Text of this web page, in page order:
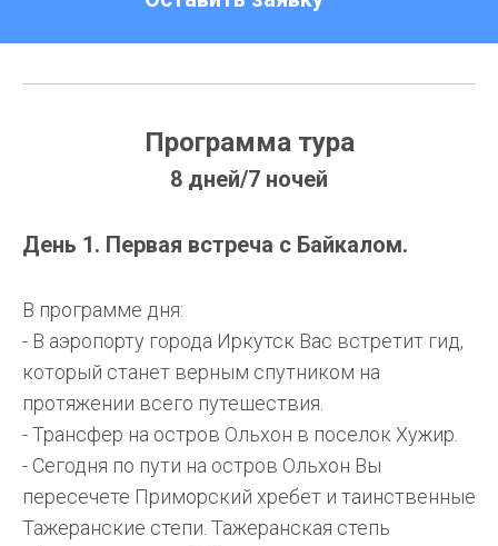
Программа тура
8 дней/7 ночей
День 1. Первая встреча с Байкалом.
В программе дня:
- В аэропорту города Иркутск Вас встретит гид,
который станет верным спутником на
протяжении всего путешествия.
- Трансфер на остров Ольхон в поселок Хужир.
- Сегодня по пути на остров Ольхон Вы
пересечете Приморский хребет и таинственные
Тажеранские степи. Тажеранская степь